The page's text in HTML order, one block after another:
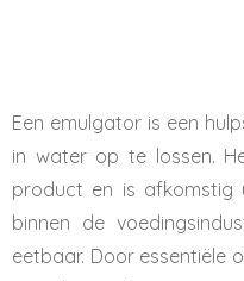
Een emulgator is een
in water op te lossen.
product en is afkomstig
binnen de
eetbaar. Door essentiële